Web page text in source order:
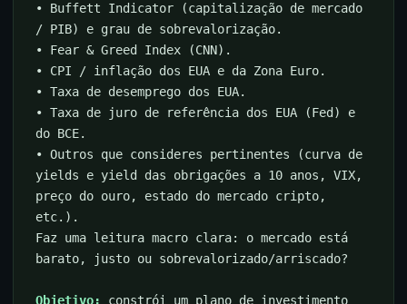
• Buffett Indicator (capitalização de mercado
/ PIB) e grau de sobrevalorização.
• Fear & Greed Index (CNN).
• CPI / inflação dos EUA e da Zona Euro.
• Taxa de desemprego dos EUA.
• Taxa de juro de referência dos EUA (Fed) e
do BCE.
• Outros que consideres pertinentes (curva de
yields e yield das obrigações a 10 anos, VIX,
preço do ouro, estado do mercado cripto,
etc.).
Faz uma leitura macro clara: o mercado está
barato, justo ou sobrevalorizado/arriscado?
Objetivo:
constrói um plano de investimento